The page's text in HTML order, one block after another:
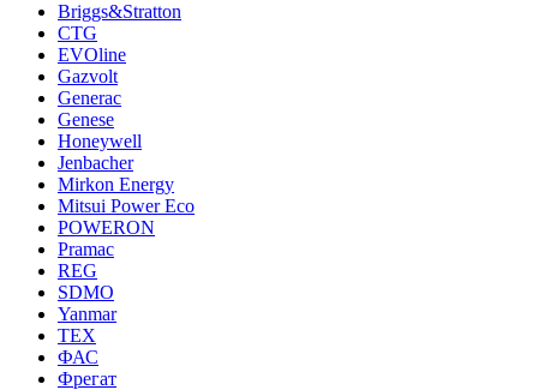
Briggs&Stratton
CTG
EVOline
Gazvolt
Generac
Genese
Honeywell
Jenbacher
Mirkon Energy
Mitsui Power Eco
POWERON
Pramac
REG
SDMO
Yanmar
ТЕХ
ФАС
Фрегат